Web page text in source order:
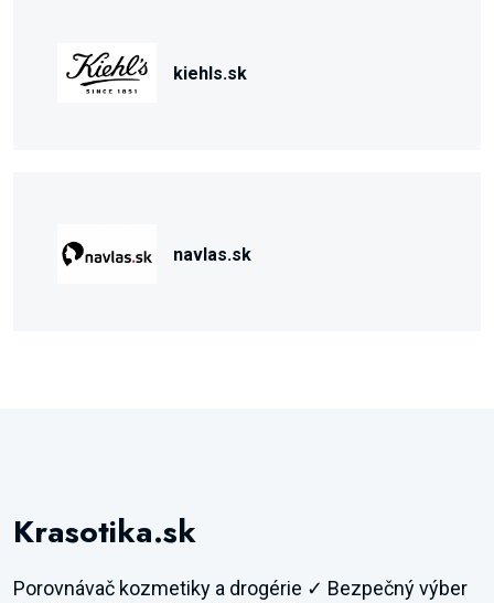
kiehls.sk
navlas.sk
Krasotika.sk
Porovnávač kozmetiky a drogérie ✓ Bezpečný výber